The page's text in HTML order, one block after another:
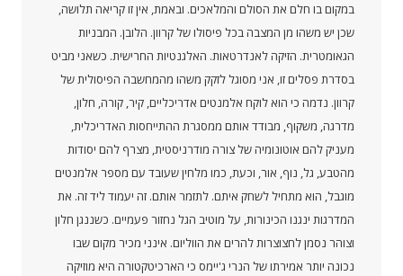
במקום בו חלם את הסולם והמלאכים. ובאמת, אין זו קריאה תלושה,
שכן יש משהו מן המצבה בכל פיסולו של קרוון. הלובן. המבניות
הגאומטרית. הזיקה לאנדרטאות. האלגנטיות החרישית. כשאני מביט
בסדרת פסלים זו, אני מסוגל לזקק משהו מהמחשבה הפיסולית של
קרוון. נדמה כי הוא לוקח אלמנטים אדריכליים, קיר, קורה, חלון,
מדרגה, משקוף, מבודד אותם ממסגרת ההתייחסות האדריכלית,
מעניק להם אוטונומיה של צורה מודרניסטית, מצרף להם יסודות
מהטבע, גל, נוף, אור, וכעת, כמו מלחין שעובד עם מספר אלמנטים
מוגבל, הוא מתחיל לשחק איתם. לתזמר אותם. זה יעמוד ליד זה. את
המדרגות ינגנו הכינורות, על מוטיב הגל נחזור פעמיים. כשננגן חלון
וצוהר נסמן לחצוצרות להרים את הווליום. אינני מכיר מקום שבו
נכונה יותר אמירתו של הנרי ג'יימס כי הארכיטקטורה היא מוזיקה